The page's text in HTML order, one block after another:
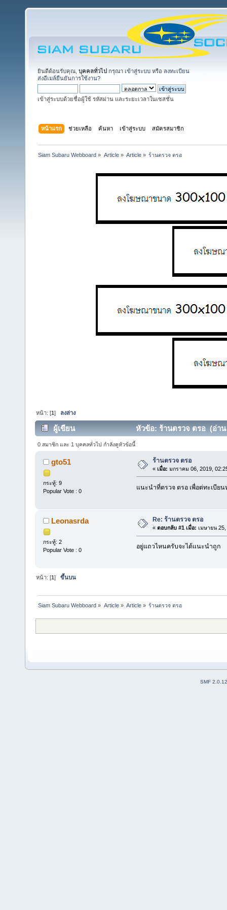
ยินดีต้อนรับคุณ, บุคคลทั่วไป กรุณา เข้าสู่ระบบ หรือ ลงทะเบียน
ส่งอีเมล์ยืนยันการใช้งาน?
เข้าสู่ระบบด้วยชื่อผู้ใช้ รหัสผ่าน และระยะเวลาในเซสชั่น
หน้าแรก ช่วยเหลือ ค้นหา เข้าสู่ระบบ สมัครสมาชิก
Siam Subaru Webboard » Article» Article» ร้านตรวจ ตรอ
หน้า: [1] ลงล่าง
ผู้เขียน หัวข้อ: ร้านตรวจ ตรอ (อ่าน
0 สมาชิก และ 1 บุคคลทั่วไป กำลังดูหัวข้อนี้
gto51
กระทู้: 9
Popular Vote : 0
ร้านตรวจ ตรอ
« เมื่อ: มกราคม 06, 2019,
แนะนำที่ตรวจ ตรอ เพื่อต่ทะเบีย
Leonasrda
กระทู้: 2
Popular Vote : 0
Re: ร้านตรวจ ตรอ
« ตอบกลับ #1 เมื่อ: เมษายน
อยู่แถวไหนครับจะได้แนะนำถูก
หน้า: [1]ขึ้นบน
Siam Subaru Webboard » Article» Article» ร้านตรวจ ตรอ
SMF 2.0.12